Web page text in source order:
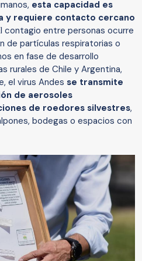
esta capacidad es
y requiere contacto cercano
contagio entre personas ocurre
de partículas respiratorias o
en fase de desarrollo
rurales de Chile y Argentina,
el virus Andes se transmite
de aerosoles
de roedores silvestres,
bodegas o espacios con